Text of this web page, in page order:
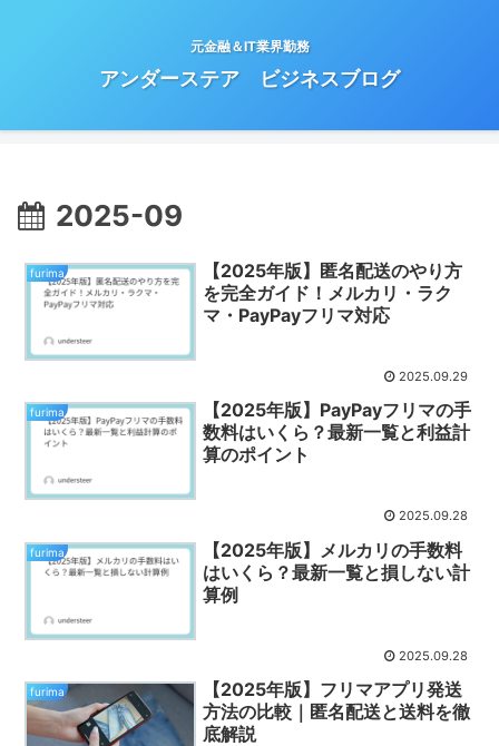
元金融＆IT業界勤務
アンダーステア ビジネスブログ
2025-09
furima
【2025年版】匿名配送のやり方
を完全ガイド！メルカリ・ラク
マ・PayPayフリマ対応
2025.09.29
furima
【2025年版】PayPayフリマの手
数料はいくら？最新一覧と利益計
算のポイント
2025.09.28
furima
【2025年版】メルカリの手数料
はいくら？最新一覧と損しない計
算例
2025.09.28
furima
【2025年版】フリマアプリ発送
方法の比較｜匿名配送と送料を徹
底解説